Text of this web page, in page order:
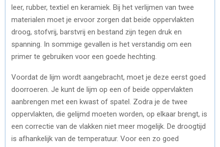
leer, rubber, textiel en keramiek. Bij het verlijmen van twee
materialen moet je ervoor zorgen dat beide oppervlakten
droog, stofvrij, barstvrij en bestand zijn tegen druk en
spanning. In sommige gevallen is het verstandig om een
primer te gebruiken voor een goede hechting.
Voordat de lijm wordt aangebracht, moet je deze eerst goed
doorroeren. Je kunt de lijm op een of beide oppervlakten
aanbrengen met een kwast of spatel. Zodra je de twee
oppervlakten, die gelijmd moeten worden, op elkaar brengt, is
een correctie van de vlakken niet meer mogelijk. De droogtijd
is afhankelijk van de temperatuur. Voor een zo goed